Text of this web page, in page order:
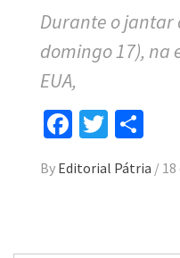
Durante o jantar
domingo 17), na
EUA,
Facebook
Twitter
By Editorial Pátria /